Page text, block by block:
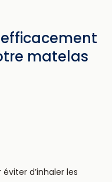
matelas
d’inhaler les